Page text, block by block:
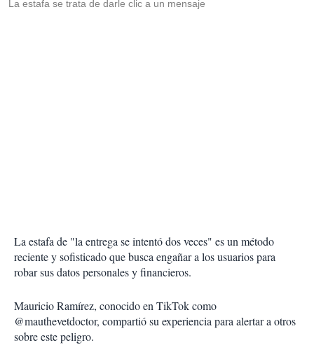
La estafa se trata de darle clic a un mensaje
La estafa de "la entrega se intentó dos veces" es un método
reciente y sofisticado que busca engañar a los usuarios para
robar sus datos personales y financieros.
Mauricio Ramírez, conocido en TikTok como
@mauthevetdoctor, compartió su experiencia para alertar a otros
sobre este peligro.